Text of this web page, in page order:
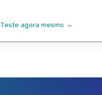
Teste agora mesmo →